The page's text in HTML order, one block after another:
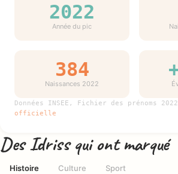
2022
Année du pic
384
Naissances 2022
Données INSEE, Fichier des prénoms
officielle
Des Idriss qui ont marqué
Histoire Culture Sport